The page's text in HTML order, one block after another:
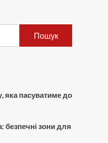
Пошук
яка пасуватиме до
безпечні зони для